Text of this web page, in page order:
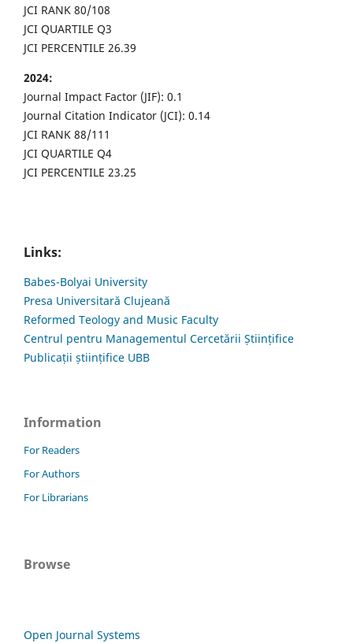
JCI RANK 80/108
JCI QUARTILE Q3
JCI PERCENTILE 26.39
2024:
Journal Impact Factor (JIF): 0.1
Journal Citation Indicator (JCI): 0.14
JCI RANK 88/111
JCI QUARTILE Q4
JCI PERCENTILE 23.25
Links:
Babes-Bolyai University
Presa Universitară Clujeană
Reformed Teology and Music Faculty
Centrul pentru Managementul Cercetării Științifice
Publicații științifice UBB
Information
For Readers
For Authors
For Librarians
Browse
Open Journal Systems